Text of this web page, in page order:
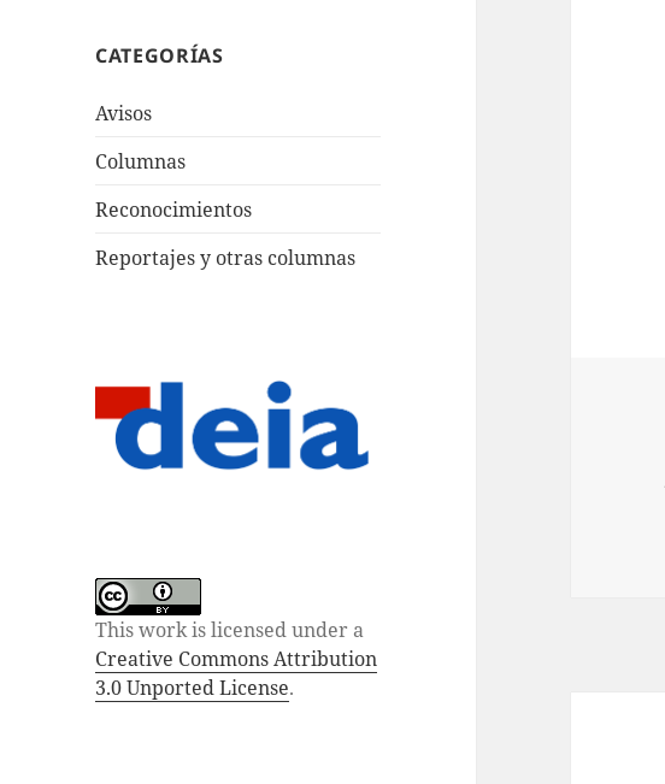
CATEGORÍAS
Avisos
Columnas
Reconocimientos
Reportajes y otras columnas
This work is licensed under a
Creative Commons Attribution
3.0 Unported License.